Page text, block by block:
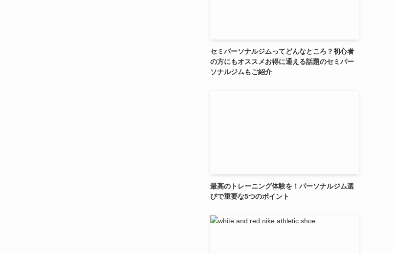
セミパーソナルジムってどんなところ？初心者
の方にもオススメお得に通える話題のセミパー
ソナルジムもご紹介
最高のトレーニング体験を！パーソナルジム選
びで重要な5つのポイント